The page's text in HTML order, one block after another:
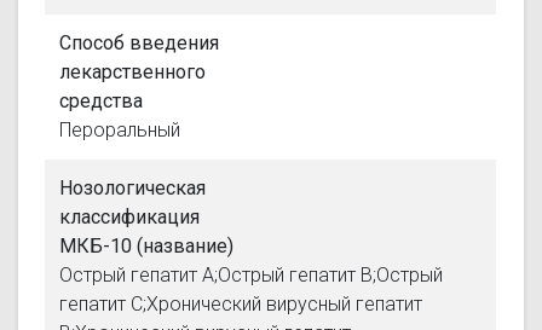
Способ введения
лекарственного
средства
Пероральный
Нозологическая
классификация
МКБ-10 (название)
Острый гепатит А;Острый гепатит В;Острый
гепатит С;Хронический вирусный гепатит